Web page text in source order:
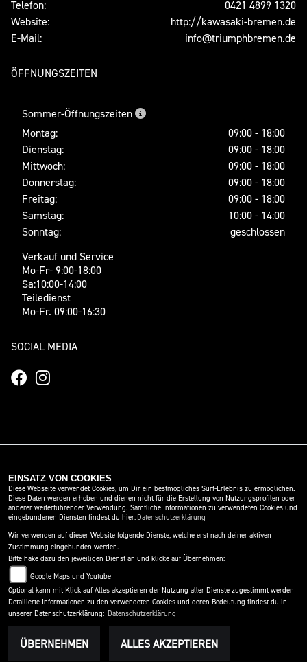
Telefon:
0421 4899 1320
Website:
http://kawasaki-bremen.de
E-Mail:
info@triumphbremen.de
ÖFFNUNGSZEITEN
Sommer-Öffnungszeiten
Montag:
09:00 - 18:00
Dienstag:
09:00 - 18:00
Mittwoch:
09:00 - 18:00
Donnerstag:
09:00 - 18:00
Freitag:
09:00 - 18:00
Samstag:
10:00 - 14:00
Sonntag:
geschlossen
Verkauf und Service
Mo-Fr- 9:00-18:00
Sa:10:00-14:00
Teiledienst
Mo-Fr. 09:00-16:30
SOCIAL MEDIA
AGB
BARRIEREFREIHEIT
EINSATZ VON COOKIES
Diese Webseite verwendet Cookies, um Dir ein bestmögliches Surf-Erlebnis zu ermöglichen.
Diese Daten werden erhoben und dienen nicht für die Erstellung von Nutzungsprofilen oder
anderer weiterführender Verwendung. Sämtliche Informationen zu verwendeten Cookies und
eingebundenen Diensten findest du hier: Datenschutzerklärung
Wir verwenden auf dieser Website folgende Dienste, welche erst nach deiner aktiven
Zustimmung eingebunden werden.
Bitte hake dazu den jeweiligen Dienst an und klicke auf Übernehmen:
Google Maps und Youtube
Optional kann mit Klick auf Alles akzeptieren der Nutzung aller Dienste zugestimmt werden
Detailierte Informationen zu den verwendeten Cookies und deren Bedeutung findest du in
unserer Datenschutzerklärung: Datenschutzerklärung
ÜBERNEHMEN ALLES AKZEPTIEREN